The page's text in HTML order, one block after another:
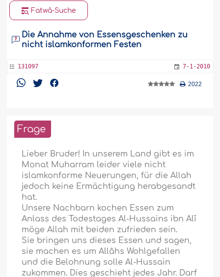
Fatwâ-Suche
Die Annahme von Essensgeschenken zu
nicht islamkonformen Festen
131097 7-1-2010
2022
Frage
Lieber Bruder! In unserem Land gibt es im
Monat Muharram leider viele nicht
islamkonforme Neuerungen, für die Allah
jedoch keine Ermächtigung herabgesandt
hat.
Unsere Nachbarn kochen Essen zum
Anlass des Todestages Al-Hussains ibn Alî
möge Allah mit beiden zufrieden sein.
Sie bringen uns dieses Essen und sagen,
sie machen es um Allâhs Wohlgefallen
und die Belohnung solle Al-Hussain
zukommen. Dies geschieht jedes Jahr. Darf